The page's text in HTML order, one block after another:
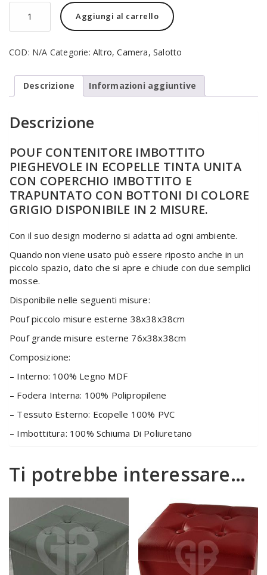
POUF
CONTENITORE
ECOPELLE
quantità
Aggiungi al carrello
COD: N/A Categorie:Altro,Camera,Salotto
Descrizione Informazioni aggiuntive
Descrizione
POUF CONTENITORE IMBOTTITO
PIEGHEVOLE IN ECOPELLE TINTA UNITA
CON COPERCHIO IMBOTTITO E
TRAPUNTATO CON BOTTONI DI COLORE
GRIGIO DISPONIBILE IN 2 MISURE.
Con il suo design moderno si adatta ad ogni ambiente.
Quando non viene usato può essere riposto anche in un
piccolo spazio, dato che si apre e chiude con due semplici
mosse.
Disponibile nelle seguenti misure:
Pouf piccolo misure esterne 38x38x38cm
Pouf grande misure esterne 76x38x38cm
Composizione:
– Interno: 100% Legno MDF
– Fodera Interna: 100% Polipropilene
– Tessuto Esterno: Ecopelle 100% PVC
– Imbottitura: 100% Schiuma Di Poliuretano
Ti potrebbe interessare…